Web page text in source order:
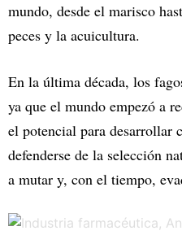
mundo, desde el marisco
peces y la acuicultura.
En la última década, los
ya que el mundo empezó a
el potencial para desarrollar
defenderse de la selección
a mutar y, con el tiempo,